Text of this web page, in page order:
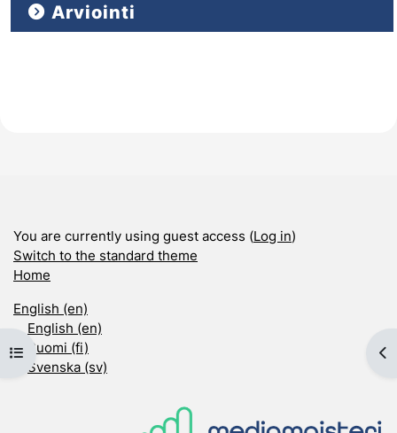
Open course index
Close
Arviointi
You are currently using guest access (Log in)
Switch to the standard theme
Home
English ‎(en)‎
English ‎(en)‎
Suomi ‎(fi)‎
Svenska ‎(sv)‎